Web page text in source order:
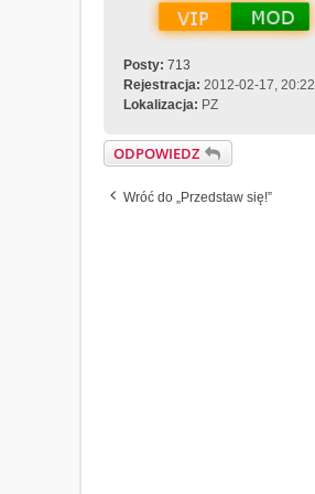
e
c
a
n
c
z
y
Posty: 713
Rejestracja: 2012-02-17, 20:22
Lokalizacja: PZ
ODPOWIEDZ
Wróć do „Przedstaw się!”